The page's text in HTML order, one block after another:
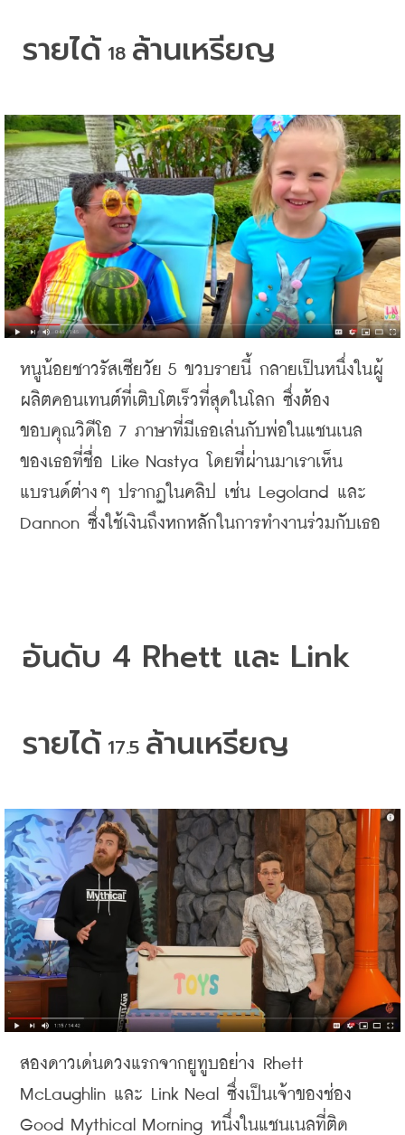
รายได้ 18 ล้านเหรียญ
หนูน้อยชาวรัสเซียวัย 5 ขวบรายนี้ กลายเป็นหนึ่งในผู้
ผลิตคอนเทนต์ที่เติบโตเร็วที่สุดในโลก ซึ่งต้อง
ขอบคุณวิดีโอ 7 ภาษาที่มีเธอเล่นกับพ่อในแชนเนล
ของเธอที่ชื่อ Like Nastya
โดยที่ผ่านมาเราเห็น
แบรนด์ต่างๆ ปรากฏในคลิป เช่น Legoland และ
Dannon ซึ่งใช้เงินถึงหกหลักในการทำงานร่วมกับเธอ
อันดับ 4 Rhett และ Link
รายได้ 17.5 ล้านเหรียญ
สองดาวเด่นดวงแรกจากยูทูบอย่าง Rhett
McLaughlin และ Link Neal ซึ่งเป็นเจ้าของช่อง
Good Mythical Morning หนึ่งในแชนเนลที่ติด